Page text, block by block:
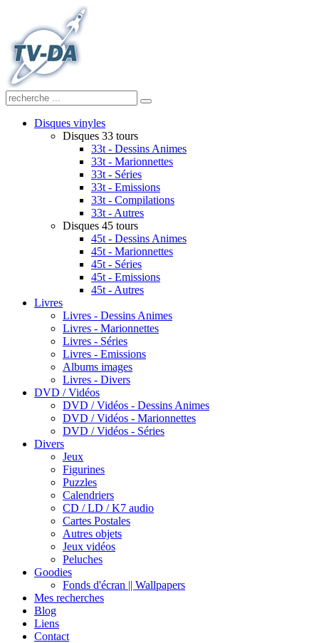
Disques vinyles
Disques 33 tours
33t - Dessins Animes
33t - Marionnettes
33t - Séries
33t - Emissions
33t - Compilations
33t - Autres
Disques 45 tours
45t - Dessins Animes
45t - Marionnettes
45t - Séries
45t - Emissions
45t - Autres
Livres
Livres - Dessins Animes
Livres - Marionnettes
Livres - Séries
Livres - Emissions
Albums images
Livres - Divers
DVD / Vidéos
DVD / Vidéos - Dessins Animes
DVD / Vidéos - Marionnettes
DVD / Vidéos - Séries
Divers
Jeux
Figurines
Puzzles
Calendriers
CD / LD / K7 audio
Cartes Postales
Autres objets
Jeux vidéos
Peluches
Goodies
Fonds d'écran || Wallpapers
Mes recherches
Blog
Liens
Contact